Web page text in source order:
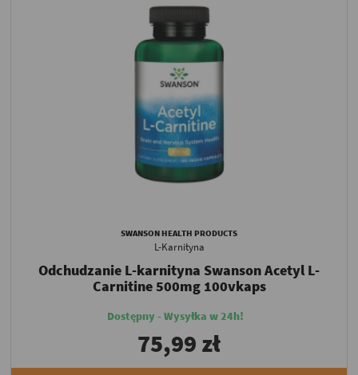
SWANSON HEALTH PRODUCTS
L-Karnityna
Odchudzanie L-karnityna Swanson Acetyl L-
Carnitine 500mg 100vkaps
Dostępny - Wysyłka w 24h!
75,99 zł